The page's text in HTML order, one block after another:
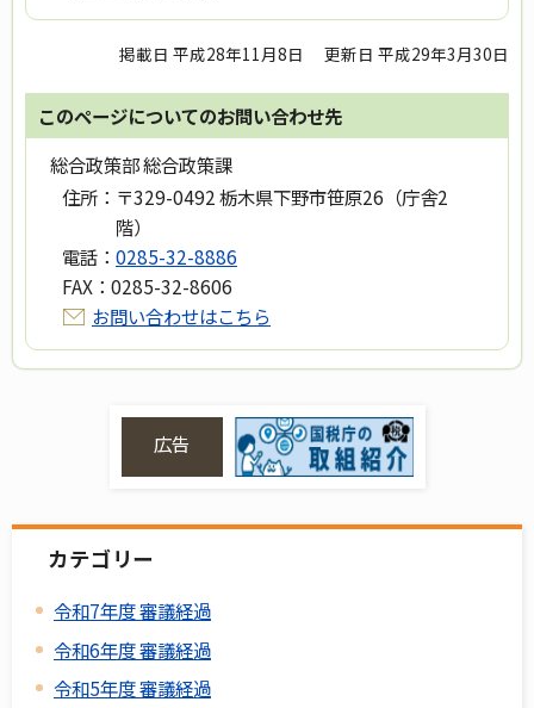
掲載日 平成28年11月8日 更新日 平成29年3月30日
このページについてのお問い合わせ先
総合政策部 総合政策課
住所： 〒329-0492 栃木県下野市笹原26（庁舎2
階）
電話： 0285-32-8886
FAX： 0285-32-8606
お問い合わせはこちら
広告
カテゴリー
令和7年度 審議経過
令和6年度 審議経過
令和5年度 審議経過